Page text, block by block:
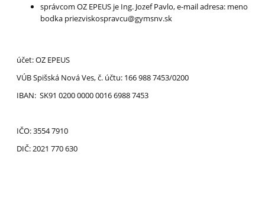
správcom OZ EPEUS je Ing. Jozef Pavlo, e-mail adresa: meno
bodka priezviskospravcu@gymsnv.sk
účet: OZ EPEUS
VÚB Spišská Nová Ves, č. účtu: 166 988 7453/0200
IBAN: SK91 0200 0000 0016 6988 7453
IČO: 3554 7910
DIČ: 2021 770 630